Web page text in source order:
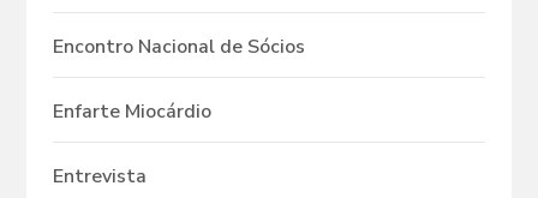
Encontro Nacional de Sócios
Enfarte Miocárdio
Entrevista